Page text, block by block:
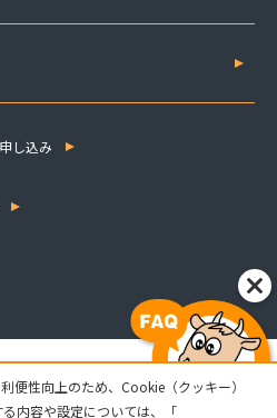
し込み
便性向上のため、Cookie（クッキー）
内容や設定については、「